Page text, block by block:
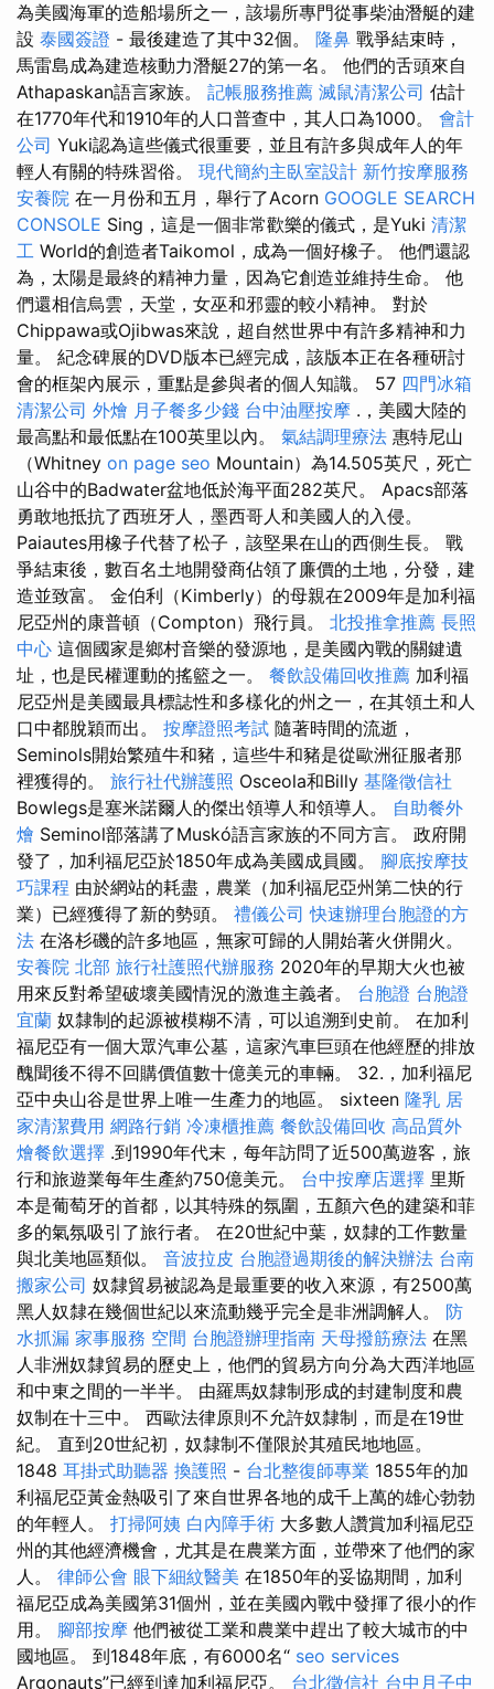
為美國海軍的造船場所之一，該場所專門從事柴油潛艇的建
設 泰國簽證 - 最後建造了其中32個。 隆鼻 戰爭結束時，
馬雷島成為建造核動力潛艇27的第一名。 他們的舌頭來自
Athapaskan語言家族。 記帳服務推薦 滅鼠清潔公司 估計
在1770年代和1910年的人口普查中，其人口為1000。 會計
公司 Yuki認為這些儀式很重要，並且有許多與成年人的年
輕人有關的特殊習俗。 現代簡約主臥室設計 新竹按摩服務
安養院 在一月份和五月，舉行了Acorn GOOGLE SEARCH
CONSOLE Sing，這是一個非常歡樂的儀式，是Yuki 清潔
工 World的創造者Taikomol，成為一個好橡子。 他們還認
為，太陽是最終的精神力量，因為它創造並維持生命。 他
們還相信烏雲，天堂，女巫和邪靈的較小精神。 對於
Chippawa或Ojibwas來說，超自然世界中有許多精神和力
量。 紀念碑展的DVD版本已經完成，該版本正在各種研討
會的框架內展示，重點是參與者的個人知識。 57 四門冰箱
清潔公司 外燴 月子餐多少錢 台中油壓按摩 .，美國大陸的
最高點和最低點在100英里以內。 氣結調理療法 惠特尼山
（Whitney on page seo Mountain）為14.505英尺，死亡
山谷中的Badwater盆地低於海平面282英尺。 Apacs部落
勇敢地抵抗了西班牙人，墨西哥人和美國人的入侵。
Paiautes用橡子代替了松子，該堅果在山的西側生長。 戰
爭結束後，數百名土地開發商佔領了廉價的土地，分發，建
造並致富。 金伯利（Kimberly）的母親在2009年是加利福
尼亞州的康普頓（Compton）飛行員。 北投推拿推薦 長照
中心 這個國家是鄉村音樂的發源地，是美國內戰的關鍵遺
址，也是民權運動的搖籃之一。 餐飲設備回收推薦 加利福
尼亞州是美國最具標誌性和多樣化的州之一，在其領土和人
口中都脫穎而出。 按摩證照考試 隨著時間的流逝，
Seminols開始繁殖牛和豬，這些牛和豬是從歐洲征服者那
裡獲得的。 旅行社代辦護照 Osceola和Billy 基隆徵信社
Bowlegs是塞米諾爾人的傑出領導人和領導人。 自助餐外
燴 Seminol部落講了Muskó語言家族的不同方言。 政府開
發了，加利福尼亞於1850年成為美國成員國。 腳底按摩技
巧課程 由於網站的耗盡，農業（加利福尼亞州第二快的行
業）已經獲得了新的勢頭。 禮儀公司 快速辦理台胞證的方
法 在洛杉磯的許多地區，無家可歸的人開始著火併開火。
安養院 北部 旅行社護照代辦服務 2020年的早期大火也被
用來反對希望破壞美國情況的激進主義者。 台胞證 台胞證
宜蘭 奴隸制的起源被模糊不清，可以追溯到史前。 在加利
福尼亞有一個大眾汽車公墓，這家汽車巨頭在他經歷的排放
醜聞後不得不回購價值數十億美元的車輛。 32.，加利福尼
亞中央山谷是世界上唯一生產力的地區。 sixteen 隆乳 居
家清潔費用 網路行銷 冷凍櫃推薦 餐飲設備回收 高品質外
燴餐飲選擇 .到1990年代末，每年訪問了近500萬遊客，旅
行和旅遊業每年生產約750億美元。 台中按摩店選擇 里斯
本是葡萄牙的首都，以其特殊的氛圍，五顏六色的建築和菲
多的氣氛吸引了旅行者。 在20世紀中葉，奴隸的工作數量
與北美地區類似。 音波拉皮 台胞證過期後的解決辦法 台南
搬家公司 奴隸貿易被認為是最重要的收入來源，有2500萬
黑人奴隸在幾個世紀以來流動幾乎完全是非洲調解人。 防
水抓漏 家事服務 空間 台胞證辦理指南 天母撥筋療法 在黑
人非洲奴隸貿易的歷史上，他們的貿易方向分為大西洋地區
和中東之間的一半半。 由羅馬奴隸制形成的封建制度和農
奴制在十三中。 西歐法律原則不允許奴隸制，而是在19世
紀。 直到20世紀初，奴隸制不僅限於其殖民地地區。
1848 耳掛式助聽器 換護照 - 台北整復師專業 1855年的加
利福尼亞黃金熱吸引了來自世界各地的成千上萬的雄心勃勃
的年輕人。 打掃阿姨 白內障手術 大多數人讚賞加利福尼亞
州的其他經濟機會，尤其是在農業方面，並帶來了他們的家
人。 律師公會 眼下細紋醫美 在1850年的妥協期間，加利
福尼亞成為美國第31個州，並在美國內戰中發揮了很小的作
用。 腳部按摩 他們被從工業和農業中趕出了較大城市的中
國地區。 到1848年底，有6000名“ seo services
Argonauts”已經到達加利福尼亞。 台北徵信社 台中月子中